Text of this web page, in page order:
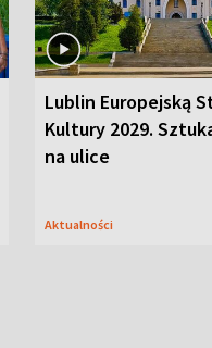
Lublin Europejską
Kultury 2029.
na ulice
Aktualności